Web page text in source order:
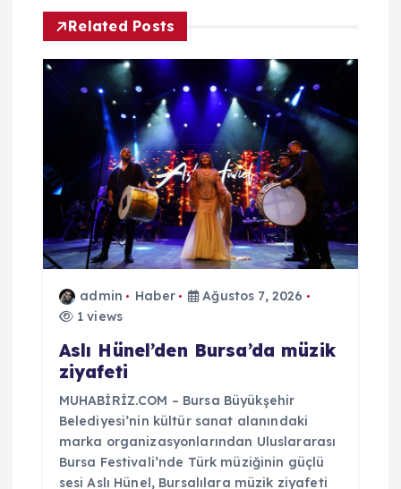
n
m
e
s
Related Posts
admin Haber
Ağustos 7, 2026
1 views
Aslı Hünel’den Bursa’da müzik
ziyafeti
MUHABİRİZ.COM – Bursa Büyükşehir
Belediyesi’nin kültür sanat alanındaki
marka organizasyonlarından Uluslararası
Bursa Festivali’nde Türk müziğinin güçlü
sesi Aslı Hünel, Bursalılara müzik ziyafeti